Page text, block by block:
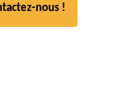
nous !